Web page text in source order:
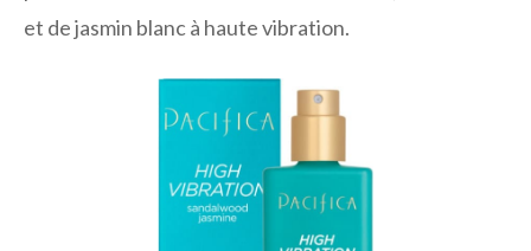
et de jasmin blanc à haute vibration.